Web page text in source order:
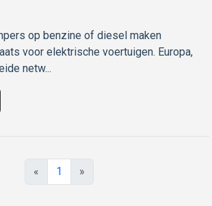
op benzine of diesel maken
voor elektrische voertuigen. Europa,
netw...
« 1 »